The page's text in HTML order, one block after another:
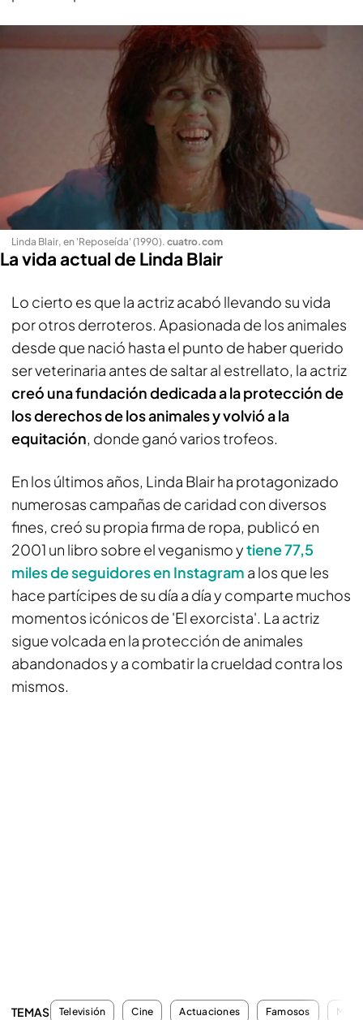
Linda Blair, en 'Reposeída' (1990). cuatro.com
La vida actual de Linda Blair
Lo cierto es que la actriz acabó llevando su vida
por otros derroteros. Apasionada de los animales
desde que nació hasta el punto de haber querido
ser veterinaria antes de saltar al estrellato, la actriz
creó una fundación dedicada a la protección de
los derechos de los animales y volvió a la
equitación, donde ganó varios trofeos.
En los últimos años, Linda Blair ha protagonizado
numerosas campañas de caridad con diversos
fines, creó su propia firma de ropa, publicó en
2001 un libro sobre el veganismo ytiene 77,5
miles de seguidores en Instagram a los que les
hace partícipes de su día a día y comparte muchos
momentos icónicos de 'El exorcista'. La actriz
sigue volcada en la protección de animales
abandonados y a combatir la crueldad contra los
mismos.
TEMAS Televisión Cine Actuaciones Famosos